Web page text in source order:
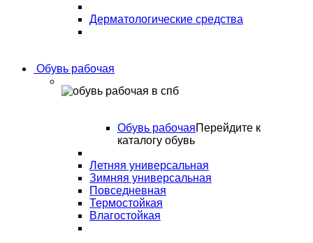
Дерматологические средства
Обувь рабочая
Обувь рабочаяПерейдите к
каталогу обувь
Летняя универсальная
Зимняя универсальная
Повседневная
Термостойкая
Влагостойкая